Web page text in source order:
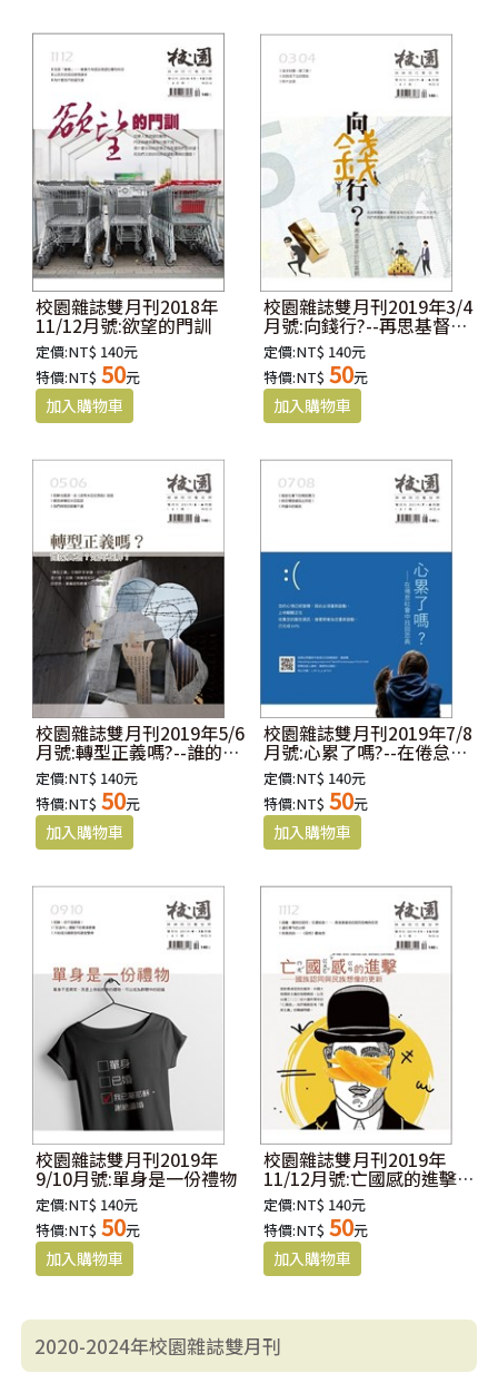
校園雜誌雙月刊2018年
11/12月號:欲望的門訓
定價:NT$ 140元
特價:NT$ 50元
校園雜誌雙月刊2019年3/4
月號:向錢行?--再思基督徒
的財富觀
定價:NT$ 140元
特價:NT$ 50元
校園雜誌雙月刊2019年5/6
月號:轉型正義嗎?--誰的真
相?如何和解?
定價:NT$ 140元
特價:NT$ 50元
校園雜誌雙月刊2019年7/8
月號:心累了嗎?--在倦怠社
會中找回恩典
定價:NT$ 140元
特價:NT$ 50元
校園雜誌雙月刊2019年
9/10月號:單身是一份禮物
定價:NT$ 140元
特價:NT$ 50元
校園雜誌雙月刊2019年
11/12月號:亡國感的進擊--
國族認同與民族想像的更
新
定價:NT$ 140元
特價:NT$ 50元
2020-2024年校園雜誌雙月刊